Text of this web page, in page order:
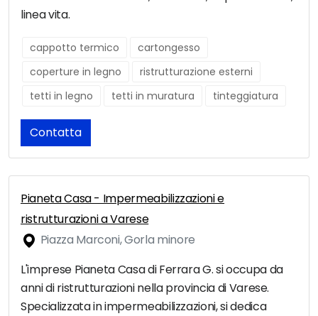
linea vita.
cappotto termico
cartongesso
coperture in legno
ristrutturazione esterni
tetti in legno
tetti in muratura tinteggiatura
Contatta
Pianeta Casa - Impermeabilizzazioni e
ristrutturazioni a Varese
Piazza Marconi, Gorla minore
L'imprese Pianeta Casa di Ferrara G. si occupa da
anni di ristrutturazioni nella provincia di Varese.
Specializzata in impermeabilizzazioni, si dedica